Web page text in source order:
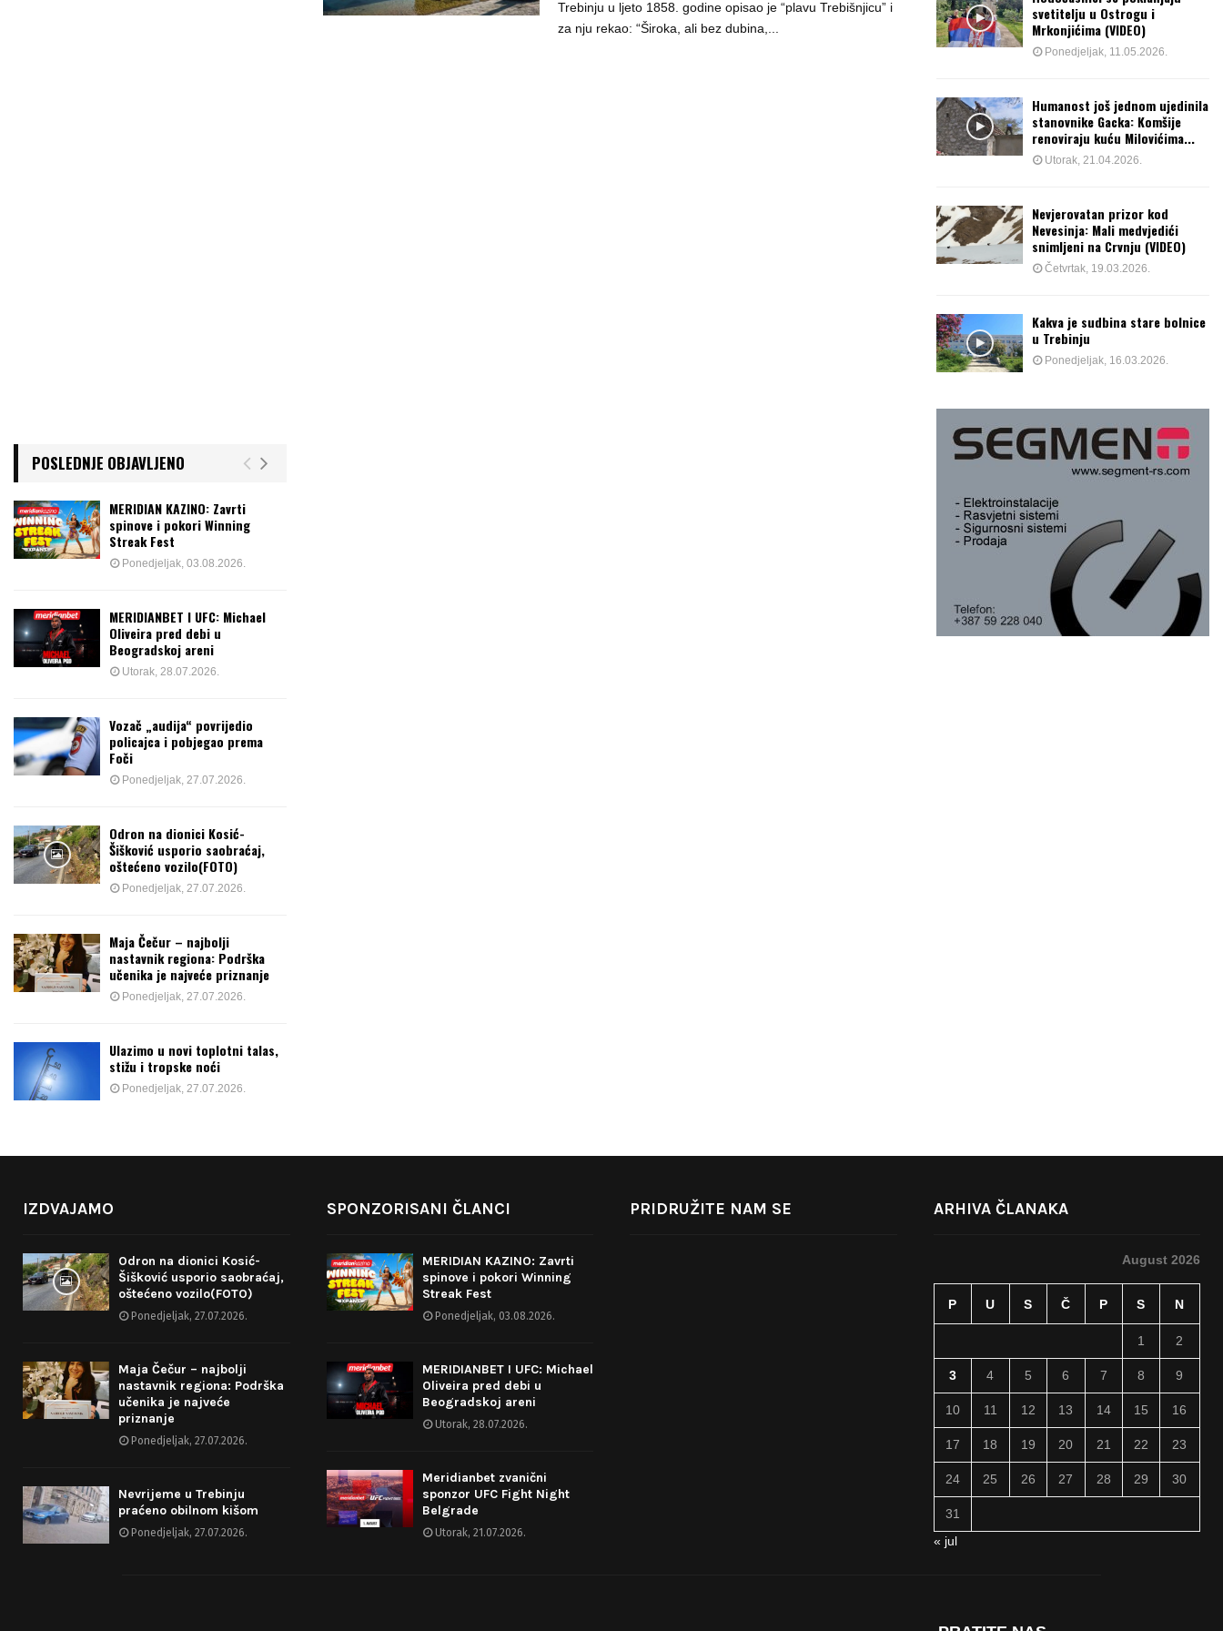
Trebinju u ljeto 1858. godine opisao je “plavu Trebišnjicu” i
za nju rekao: “Široka, ali bez dubina,...
POSLEDNJE OBJAVLJENO
MERIDIAN KAZINO: Zavrti
spinove i pokori Winning
Streak Fest
Ponedjeljak, 03.08.2026.
MERIDIANBET I UFC: Michael
Oliveira pred debi u
Beogradskoj areni
Utorak, 28.07.2026.
Vozač „audija“ povrijedio
policajca i pobjegao prema
Foči
Ponedjeljak, 27.07.2026.
Odron na dionici Kosić-
Šišković usporio saobraćaj,
oštećeno vozilo(FOTO)
Ponedjeljak, 27.07.2026.
Maja Čečur – najbolji
nastavnik regiona: Podrška
učenika je najveće priznanje
Ponedjeljak, 27.07.2026.
Ulazimo u novi toplotni talas,
stižu i tropske noći
Ponedjeljak, 27.07.2026.
svetitelju u Ostrogu i
Mrkonjićima (VIDEO)
Ponedjeljak, 11.05.2026.
Humanost još jednom ujedinila
stanovnike Gacka: Komšije
renoviraju kuću Milovićima...
Utorak, 21.04.2026.
Nevjerovatan prizor kod
Nevesinja: Mali medvjedići
snimljeni na Crvnju (VIDEO)
Četvrtak, 19.03.2026.
Kakva je sudbina stare bolnice
u Trebinju
Ponedjeljak, 16.03.2026.
IZDVAJAMO
Odron na dionici Kosić-
Šišković usporio saobraćaj,
oštećeno vozilo(FOTO)
Ponedjeljak, 27.07.2026.
Maja Čečur – najbolji
nastavnik regiona: Podrška
učenika je najveće
priznanje
Ponedjeljak, 27.07.2026.
Nevrijeme u Trebinju
praćeno obilnom kišom
Ponedjeljak, 27.07.2026.
SPONZORISANI ČLANCI
MERIDIAN KAZINO: Zavrti
spinove i pokori Winning
Streak Fest
Ponedjeljak, 03.08.2026.
MERIDIANBET I UFC: Michael
Oliveira pred debi u
Beogradskoj areni
Utorak, 28.07.2026.
Meridianbet zvanični
sponzor UFC Fight Night
Belgrade
Utorak, 21.07.2026.
PRIDRUŽITE NAM SE ARHIVA ČLANAKA
August 2026
P U S Č P S N
1 2
3 4 5 6 7 8 9
10 11 12 13 14 15 16
17 18 19 20 21 22 23
24 25 26 27 28 29 30
31
« jul